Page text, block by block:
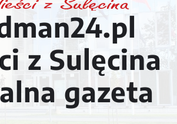
z Sulęcina
gazeta